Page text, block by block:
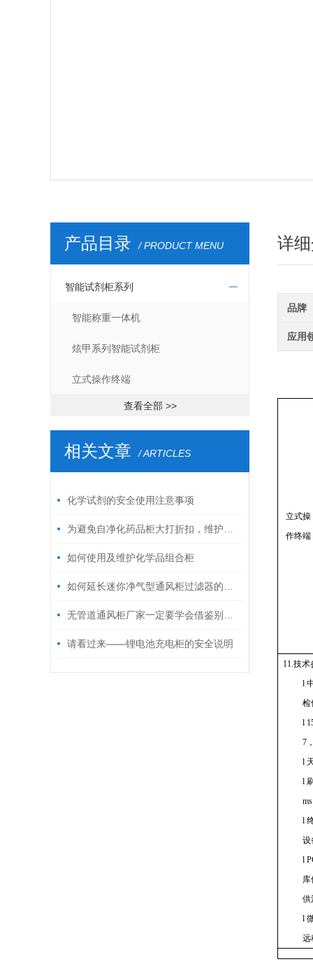
详
品牌
应用
立式操
作终端
11.技术
l
检
l
7
l
l
l
设
l
供
l
远
产品目录 / PRODUCT MENU
智能试剂柜系列
智能称重一体机
炫甲系列智能试剂柜
立式操作终端
查看全部 >>
相关文章 / ARTICLES
化学试剂的安全使用注意事项
为避免自净化药品柜大打折扣，维护保养工作*
如何使用及维护化学品组合柜
如何延长迷你净气型通风柜过滤器的寿命？
无管道通风柜厂家一定要学会借鉴别人的经验
请看过来——锂电池充电柜的安全说明